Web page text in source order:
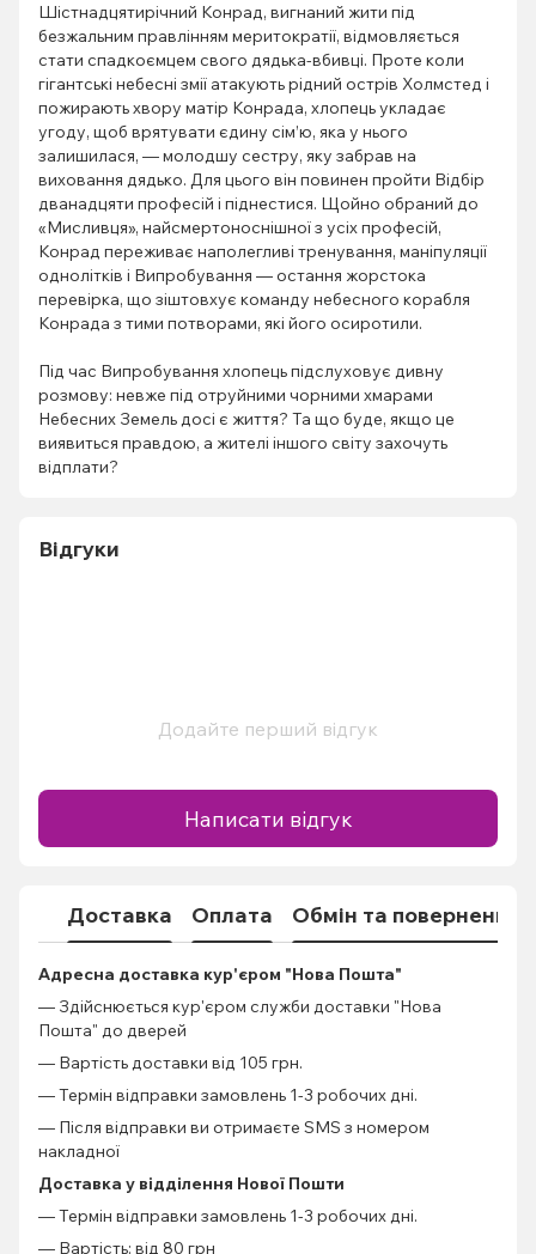
Шістнадцятирічний Конрад, вигнаний жити під
безжальним правлінням меритократії, відмовляється
стати спадкоємцем свого дядька-вбивці. Проте коли
гігантські небесні змії атакують рідний острів Холмстед і
пожирають хвору матір Конрада, хлопець укладає
угоду, щоб врятувати єдину сім’ю, яка у нього
залишилася, — молодшу сестру, яку забрав на
виховання дядько. Для цього він повинен пройти Відбір
дванадцяти професій і піднестися. Щойно обраний до
«Мисливця», найсмертоноснішної з усіх професій,
Конрад переживає наполегливі тренування, маніпуляції
однолітків і Випробування — остання жорстока
перевірка, що зіштовхує команду небесного корабля
Конрада з тими потворами, які його осиротили.
Під час Випробування хлопець підслуховує дивну
розмову: невже під отруйними чорними хмарами
Небесних Земель досі є життя? Та що буде, якщо це
виявиться правдою, а жителі іншого світу захочуть
відплати?
Відгуки
Додайте перший відгук
Написати відгук
Доставка Оплата Обмін та повернення
Адресна доставка кур'єром "Нова Пошта"
— Здійснюється кур'єром служби доставки "Нова
Пошта" до дверей
— Вартість доставки від 105 грн.
— Термін відправки замовлень 1-3 робочих дні.
— Після відправки ви отримаєте SMS з номером
накладної
Доставка у відділення Нової Пошти
— Термін відправки замовлень 1-3 робочих дні.
— Вартість: від 80 грн